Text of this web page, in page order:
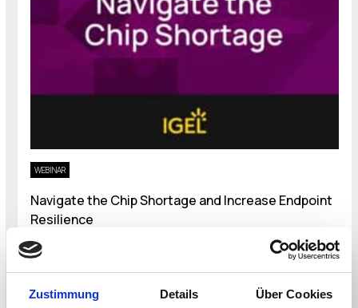
Zustimmung Details Über Cookies
WEBINAR
Navigate the Chip Shortage and Increase Endpoint
Resilience
Hosted by IGEL
August 27, 2026
Start Date:August 27, 2026